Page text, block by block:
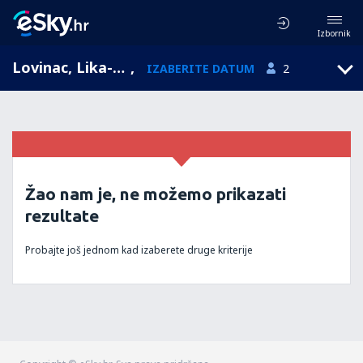
Izbornik
Lovinac, Lika-Senj, Hrvatska , IZABERITE DATUM 2
Žao nam je, ne možemo prikazati
rezultate
Probajte još jednom kad izaberete druge kriterije